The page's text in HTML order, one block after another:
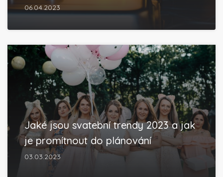
06.04.2023
Jaké jsou svatební trendy 2023 a jak
je promítnout do plánování
03.03.2023